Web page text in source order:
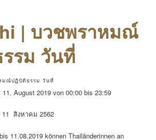
| บวชพราหมณ์
รม วันที่
มณ์ปฏิบัติธรรม วันที่
August 2019 von 00:00 bis 23:59
สิงหาคม 2562
11.08.2019 können Thailänderinnen an